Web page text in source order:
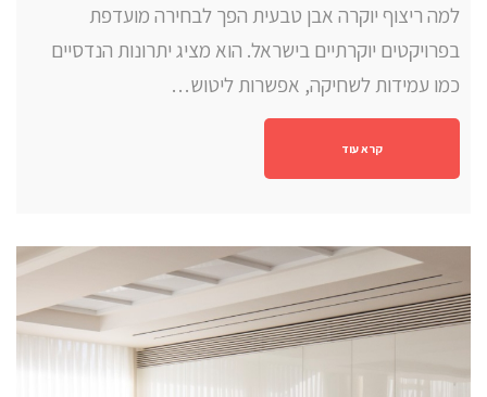
למה ריצוף יוקרה אבן טבעית הפך לבחירה מועדפת
בפרויקטים יוקרתיים בישראל. הוא מציג יתרונות הנדסיים
כמו עמידות לשחיקה, אפשרות ליטוש…
קרא עוד